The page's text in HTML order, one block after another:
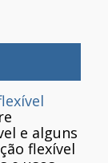
e alguns
flexível